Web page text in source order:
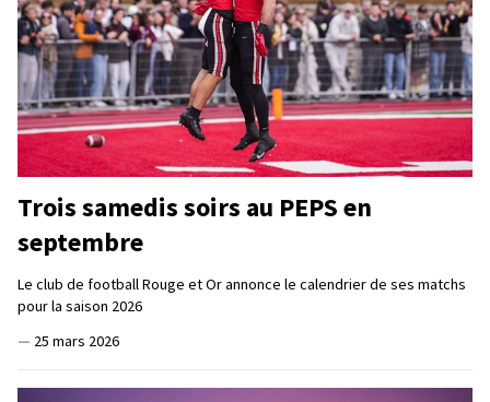
Trois samedis soirs au PEPS en
septembre
Le club de football Rouge et Or annonce le calendrier de ses matchs
pour la saison 2026
— 25 mars 2026